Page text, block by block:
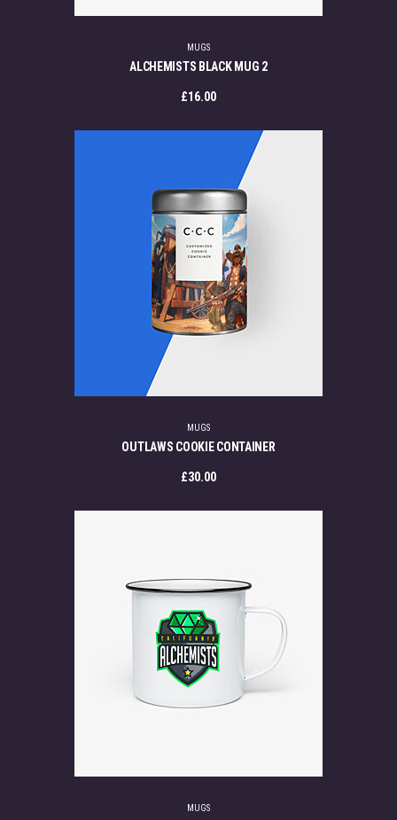
MUGS
ALCHEMISTS BLACK MUG 2
£16.00
MUGS
OUTLAWS COOKIE CONTAINER
£30.00
MUGS